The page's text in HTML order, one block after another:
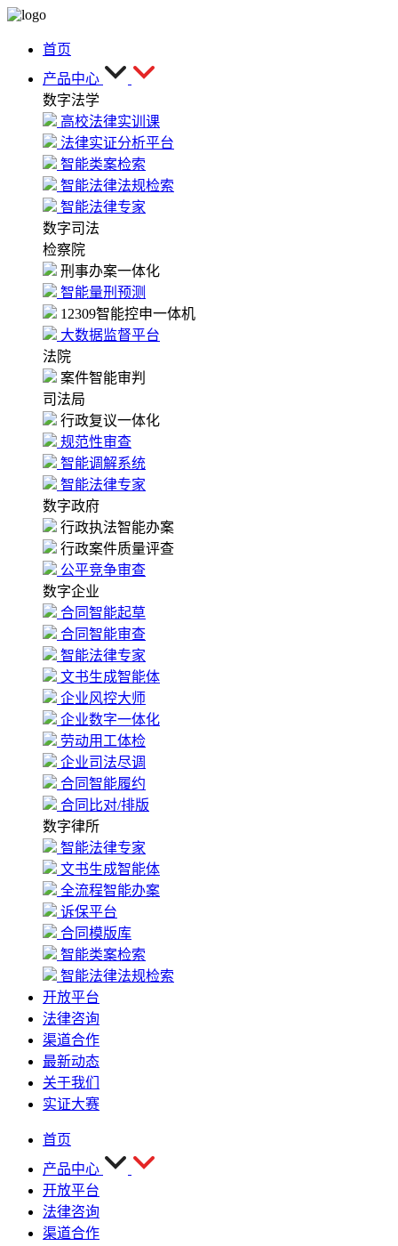
首页
产品中心
数字法学
高校法律实训课
法律实证分析平台
智能类案检索
智能法律法规检索
智能法律专家
数字司法
检察院
刑事办案一体化
智能量刑预测
12309智能控申一体机
大数据监督平台
法院
案件智能审判
司法局
行政复议一体化
规范性审查
智能调解系统
智能法律专家
数字政府
行政执法智能办案
行政案件质量评查
公平竞争审查
数字企业
合同智能起草
合同智能审查
智能法律专家
文书生成智能体
企业风控大师
企业数字一体化
劳动用工体检
企业司法尽调
合同智能履约
合同比对/排版
数字律所
智能法律专家
文书生成智能体
全流程智能办案
诉保平台
合同模版库
智能类案检索
智能法律法规检索
开放平台
法律咨询
渠道合作
最新动态
关于我们
实证大赛
首页
产品中心
开放平台
法律咨询
渠道合作